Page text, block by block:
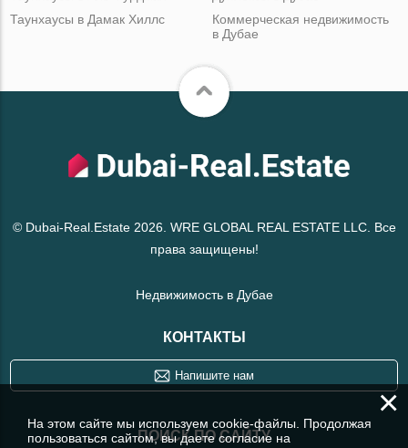
Таунхаусы в Дамак Хиллс
Коммерческая недвижимость
в Дубае
© Dubai-Real.Estate 2026. WRE GLOBAL REAL ESTATE LLC. Все
права защищены!
Недвижимость в Дубае
КОНТАКТЫ
Напишите нам
ПОИСК ПО САЙТУ
×
На этом сайте мы используем cookie-файлы. Продолжая
пользоваться сайтом, вы даете согласие на